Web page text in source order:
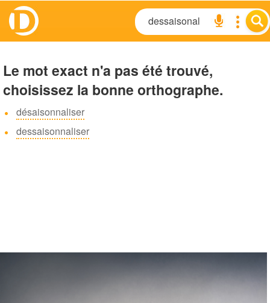
Le mot exact n'a pas été trouvé,
choisissez la bonne orthographe.
désaisonnaliser
dessaisonnaliser